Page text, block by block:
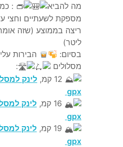
מה להביא
:
מספקת לשעתיים וחצי
ליטר)
בסיום:
הבירות
מסלולים
:
לינק
gpx
לינק
gpx
לינק
gpx